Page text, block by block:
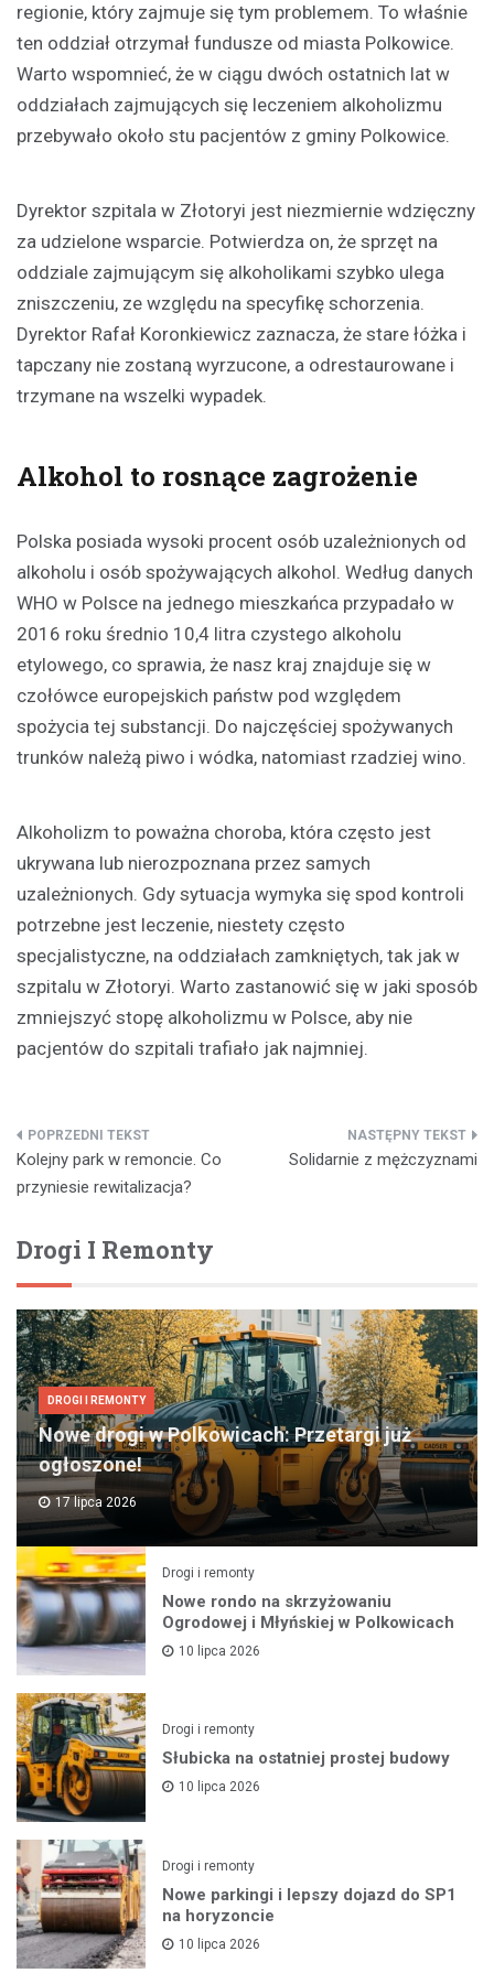
regionie, który zajmuje się tym problemem. To właśnie
ten oddział otrzymał fundusze od miasta Polkowice.
Warto wspomnieć, że w ciągu dwóch ostatnich lat w
oddziałach zajmujących się leczeniem alkoholizmu
przebywało około stu pacjentów z gminy Polkowice.
Dyrektor szpitala w Złotoryi jest niezmiernie wdzięczny
za udzielone wsparcie. Potwierdza on, że sprzęt na
oddziale zajmującym się alkoholikami szybko ulega
zniszczeniu, ze względu na specyfikę schorzenia.
Dyrektor Rafał Koronkiewicz zaznacza, że stare łóżka i
tapczany nie zostaną wyrzucone, a odrestaurowane i
trzymane na wszelki wypadek.
Alkohol to rosnące zagrożenie
Polska posiada wysoki procent osób uzależnionych od
alkoholu i osób spożywających alkohol. Według danych
WHO w Polsce na jednego mieszkańca przypadało w
2016 roku średnio 10,4 litra czystego alkoholu
etylowego, co sprawia, że nasz kraj znajduje się w
czołówce europejskich państw pod względem
spożycia tej substancji. Do najczęściej spożywanych
trunków należą piwo i wódka, natomiast rzadziej wino.
Alkoholizm to poważna choroba, która często jest
ukrywana lub nierozpoznana przez samych
uzależnionych. Gdy sytuacja wymyka się spod kontroli
potrzebne jest leczenie, niestety często
specjalistyczne, na oddziałach zamkniętych, tak jak w
szpitalu w Złotoryi. Warto zastanowić się w jaki sposób
zmniejszyć stopę alkoholizmu w Polsce, aby nie
pacjentów do szpitali trafiało jak najmniej.
Nawigacja
wpisu
Kolejny park w remoncie. Co
przyniesie rewitalizacja?
Solidarnie z mężczyznami
Drogi I Remonty
DROGI I REMONTY
Nowe drogi w Polkowicach: Przetargi już
ogłoszone!
17 lipca 2026
Drogi i remonty
Nowe rondo na skrzyżowaniu
Ogrodowej i Młyńskiej w Polkowicach
10 lipca 2026
Drogi i remonty
Słubicka na ostatniej prostej budowy
10 lipca 2026
Drogi i remonty
Nowe parkingi i lepszy dojazd do SP1
na horyzoncie
10 lipca 2026